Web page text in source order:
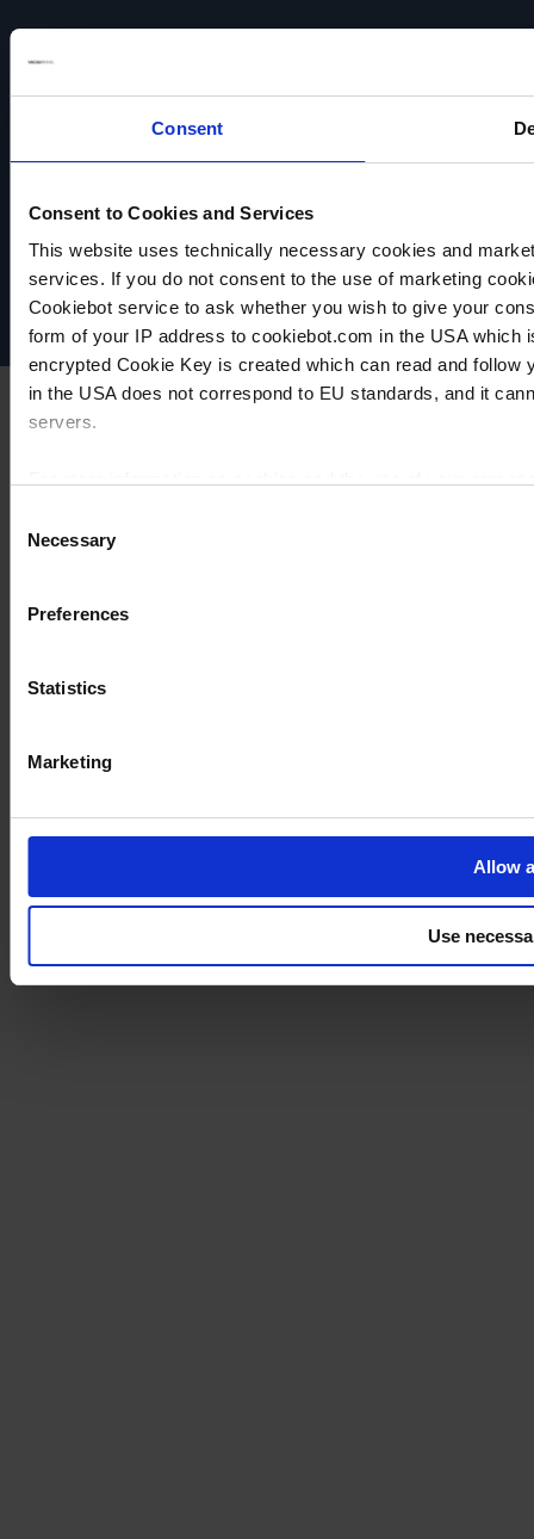
Consent
Consent to Cookies and Services
This website uses technically necessary cookies and
services. If you do not consent to the use of marketing
Cookiebot service to ask whether you wish to give your
form of your IP address to cookiebot.com in the USA
encrypted Cookie Key is created which can read and
in the USA does not correspond to EU standards, and it
servers.
Selection
Necessary
Preferences
Statistics
Marketing
Allow
Use
VACUUBRAND
Impressum
Disclaimer
Cookie-Einstellungen